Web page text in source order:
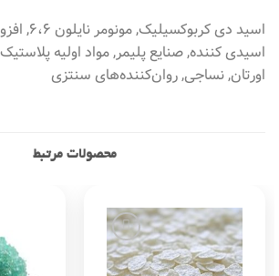
اسید دی
اسیدی کننده, صنایع پلیمر, مواد اولیه
اورتان, نساجی, روان‌کننده‌های سنتزی
محصولات مرتبط
Add to
wishlist